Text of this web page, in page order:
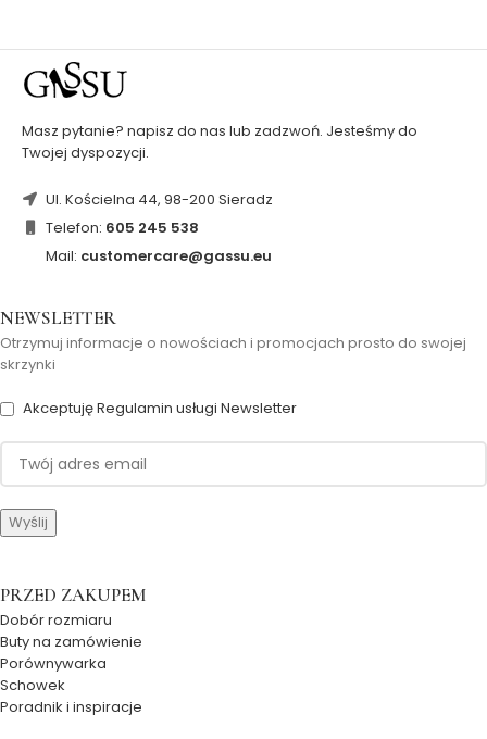
Masz pytanie? napisz do nas lub zadzwoń. Jesteśmy do
Twojej dyspozycji.
Ul. Kościelna 44, 98-200 Sieradz
Telefon: 605 245 538
Mail: customercare@gassu.eu
NEWSLETTER
Otrzymuj informacje o nowościach i promocjach prosto do swojej
skrzynki
Akceptuję Regulamin usługi Newsletter
PRZED ZAKUPEM
Dobór rozmiaru
Buty na zamówienie
Porównywarka
Schowek
Poradnik i inspiracje